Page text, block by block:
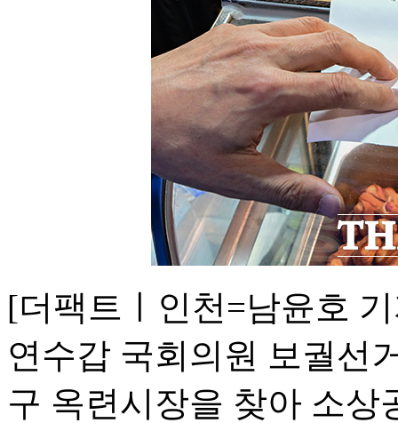
[더팩트ㅣ인천=남윤호
연수갑 국회의원 보궐선
구 옥련시장을 찾아 소